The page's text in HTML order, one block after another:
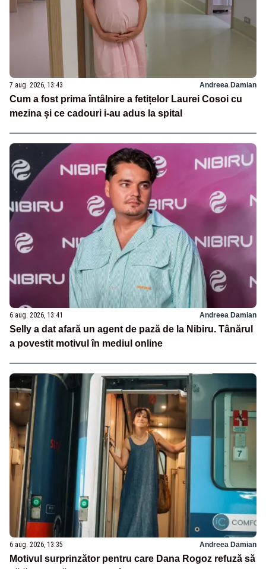
7 aug. 2026, 13:43 Andreea Damian
Cum a fost prima întâlnire a fetițelor Laurei Cosoi cu
mezina și ce cadouri i-au adus la spital
6 aug. 2026, 13:41 Andreea Damian
Selly a dat afară un agent de pază de la Nibiru. Tânărul
a povestit motivul în mediul online
6 aug. 2026, 13:35 Andreea Damian
Motivul surprinzător pentru care Dana Rogoz refuză să